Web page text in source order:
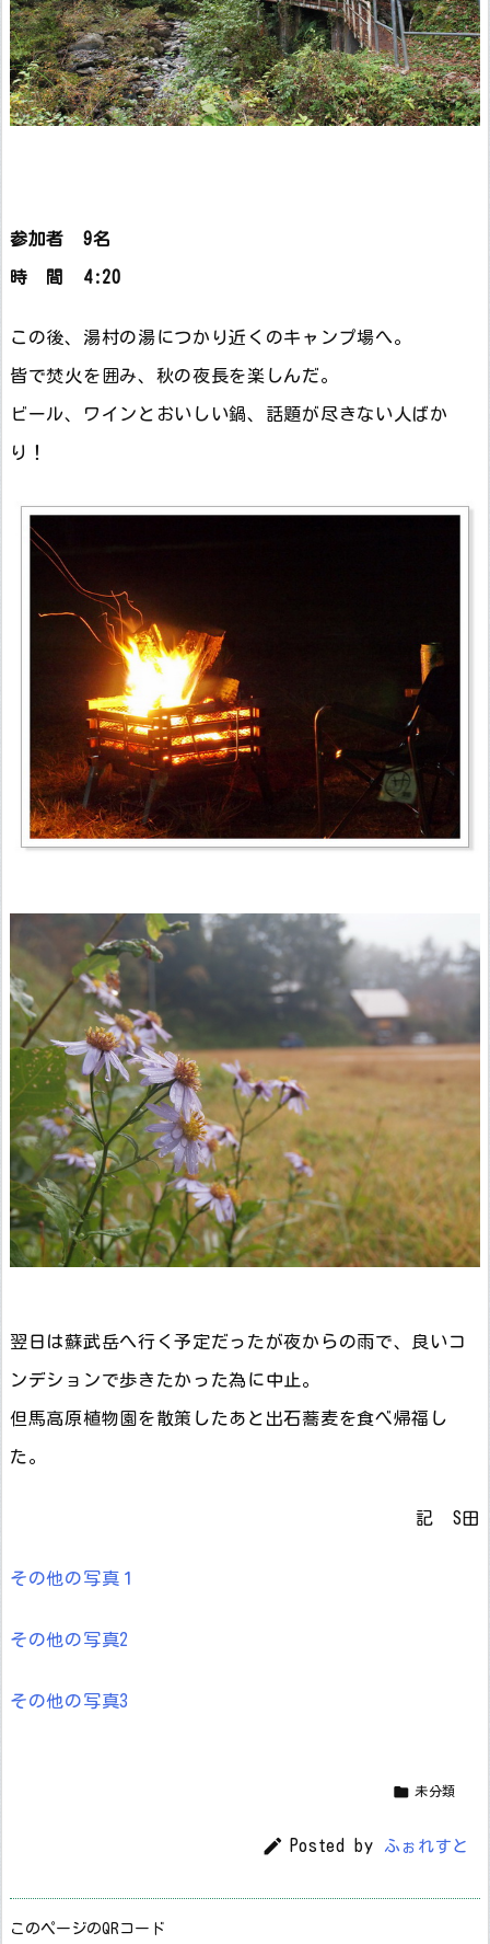
参加者 9名
時 間 4:20
この後、湯村の湯につかり近くのキャンプ場へ。
皆で焚火を囲み、秋の夜長を楽しんだ。
ビール、ワインとおいしい鍋、話題が尽きない人ばか
り！
翌日は蘇武岳へ行く予定だったが夜からの雨で、良いコ
ンデションで歩きたかった為に中止。
但馬高原植物園を散策したあと出石蕎麦を食べ帰福し
た。
記 S田
その他の写真１
その他の写真2
その他の写真3
 未分類
 Posted by ふぉれすと
このページのQRコード